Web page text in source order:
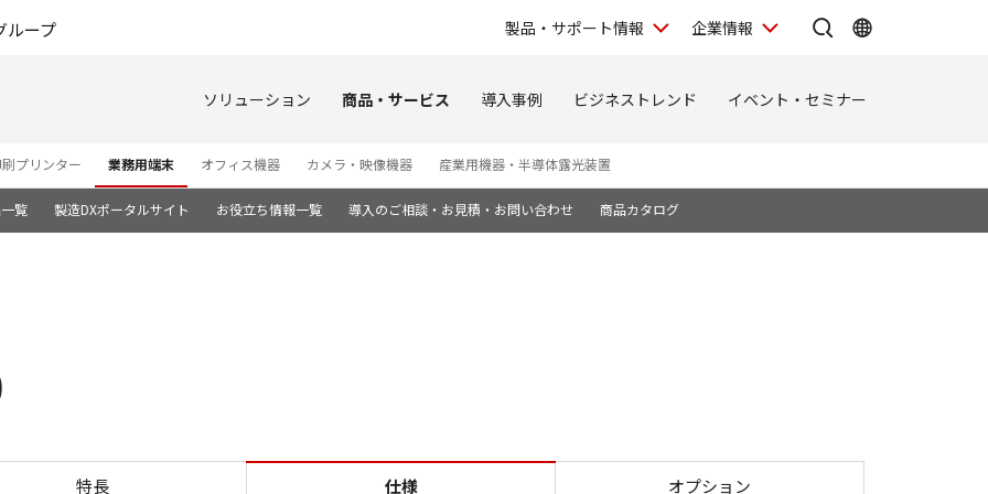
ループ 製品・サポート情報 企業情報
ソリューション 商品・サービス 導入事例 ビジネストレンド イベント・セミナー
プリンター 業務用端末 オフィス機器 カメラ・映像機器 産業用機器・半導体露光装置
覧 製造DXポータルサイト お役立ち情報一覧 導入のご相談・お見積・お問い合わせ 商品カタログ
仕様 PRea GT-40
特長 仕様 オプション